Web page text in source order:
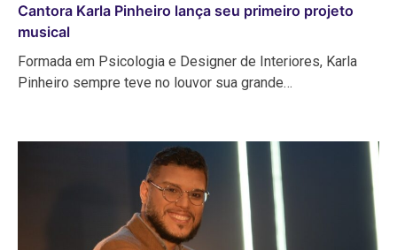
Cantora Karla Pinheiro lança seu primeiro projeto
musical
Formada em Psicologia e Designer de Interiores, Karla
Pinheiro sempre teve no louvor sua grande…